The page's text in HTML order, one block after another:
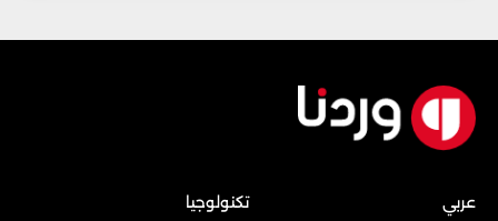
عربي
تكنولوجيا